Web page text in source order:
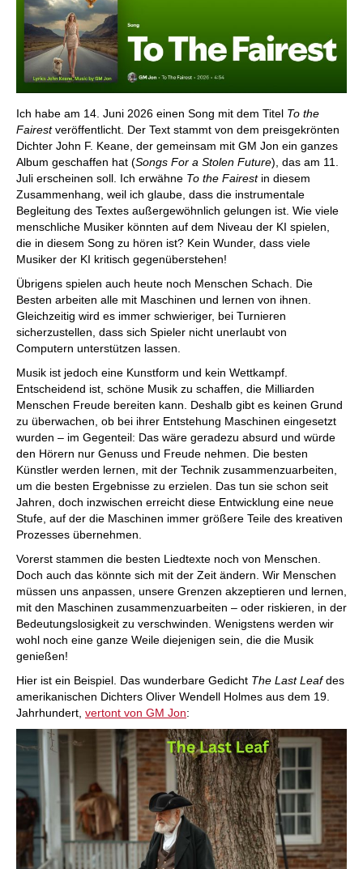
Ich habe am 14. Juni 2026 einen Song mit dem Titel To the
Fairestveröffentlicht. Der Text stammt von dem preisgekrönten
Dichter John F. Keane, der gemeinsam mit GM Jon ein ganzes
Album geschaffen hat (Songs For a Stolen Future), das am 11.
Juli erscheinen soll. Ich erwähne To the Fairestin diesem
Zusammenhang, weil ich glaube, dass die instrumentale
Begleitung des Textes außergewöhnlich gelungen ist. Wie viele
menschliche Musiker könnten auf dem Niveau der KI spielen,
die in diesem Song zu hören ist? Kein Wunder, dass viele
Musiker der KI kritisch gegenüberstehen!
Übrigens spielen auch heute noch Menschen Schach. Die
Besten arbeiten alle mit Maschinen und lernen von ihnen.
Gleichzeitig wird es immer schwieriger, bei Turnieren
sicherzustellen, dass sich Spieler nicht unerlaubt von
Computern unterstützen lassen.
Musik ist jedoch eine Kunstform und kein Wettkampf.
Entscheidend ist, schöne Musik zu schaffen, die Milliarden
Menschen Freude bereiten kann. Deshalb gibt es keinen Grund
zu überwachen, ob bei ihrer Entstehung Maschinen eingesetzt
wurden – im Gegenteil: Das wäre geradezu absurd und würde
den Hörern nur Genuss und Freude nehmen. Die besten
Künstler werden lernen, mit der Technik zusammenzuarbeiten,
um die besten Ergebnisse zu erzielen. Das tun sie schon seit
Jahren, doch inzwischen erreicht diese Entwicklung eine neue
Stufe, auf der die Maschinen immer größere Teile des kreativen
Prozesses übernehmen.
Vorerst stammen die besten Liedtexte noch von Menschen.
Doch auch das könnte sich mit der Zeit ändern. Wir Menschen
müssen uns anpassen, unsere Grenzen akzeptieren und lernen,
mit den Maschinen zusammenzuarbeiten – oder riskieren, in der
Bedeutungslosigkeit zu verschwinden. Wenigstens werden wir
wohl noch eine ganze Weile diejenigen sein, die die Musik
genießen!
Hier ist ein Beispiel. Das wunderbare Gedicht The Last Leafdes
amerikanischen Dichters Oliver Wendell Holmes aus dem 19.
Jahrhundert, vertont von GM Jon: